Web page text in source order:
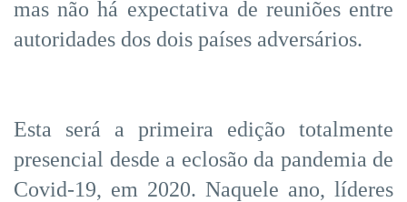
mas não há expectativa de reuniões entre
autoridades dos dois países adversários.
Esta será a primeira edição totalmente
presencial desde a eclosão da pandemia de
Covid-19, em 2020. Naquele ano, líderes